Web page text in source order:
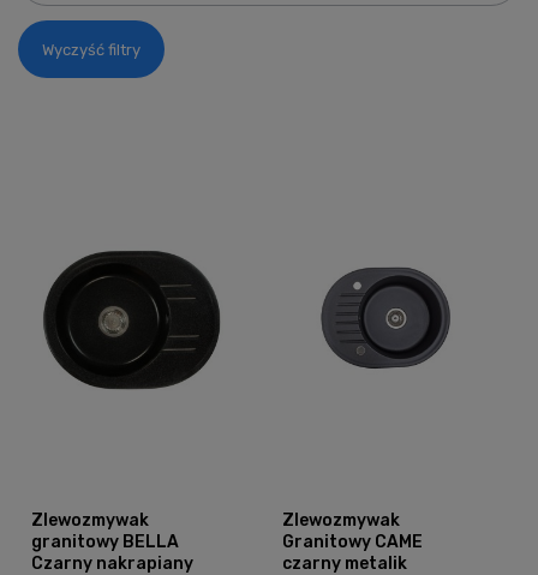
Wyczyść filtry
Zlewozmywak
granitowy BELLA
Czarny nakrapiany
Zlewozmywak
Granitowy CAME
czarny metalik